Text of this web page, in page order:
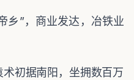
乡”，商业发达，冶铁业
术初据南阳，坐拥数百万